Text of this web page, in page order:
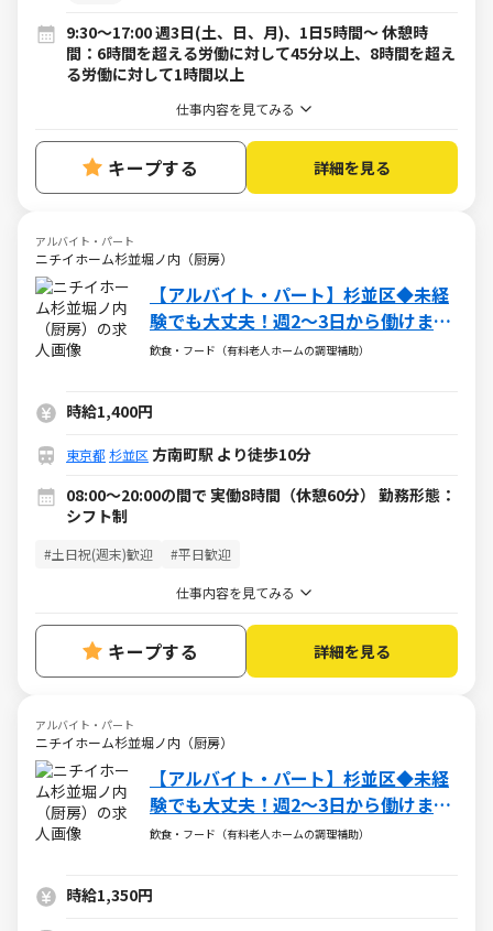
9:30～17:00 週3日(土、日、月)、1日5時間～ 休憩時
間：6時間を超える労働に対して45分以上、8時間を超え
る労働に対して1時間以上
仕事内容を見てみる
キープする 詳細を見る
アルバイト・パート
ニチイホーム杉並堀ノ内（厨房）
【アルバイト・パート】杉並区◆未経
験でも大丈夫！週2～3日から働けま
す！平日のみの勤務OK！
飲食・フード（有料老人ホームの調理補助）
時給1,400円
東京都 杉並区 方南町駅 より徒歩10分
08:00～20:00の間で 実働8時間（休憩60分） 勤務形態：
シフト制
#土日祝(週末)歓迎 #平日歓迎
仕事内容を見てみる
キープする 詳細を見る
アルバイト・パート
ニチイホーム杉並堀ノ内（厨房）
【アルバイト・パート】杉並区◆未経
験でも大丈夫！週2～3日から働けま
す！平日のみの勤務OK！
飲食・フード（有料老人ホームの調理補助）
時給1,350円